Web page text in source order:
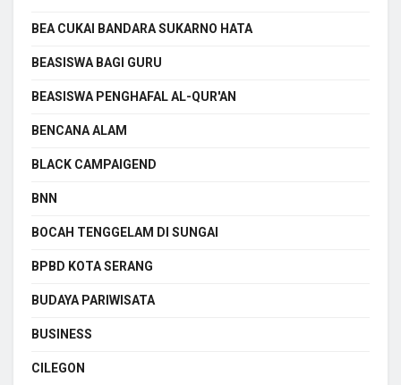
BEA CUKAI BANDARA SUKARNO HATA
BEASISWA BAGI GURU
BEASISWA PENGHAFAL AL-QUR'AN
BENCANA ALAM
BLACK CAMPAIGEND
BNN
BOCAH TENGGELAM DI SUNGAI
BPBD KOTA SERANG
BUDAYA PARIWISATA
BUSINESS
CILEGON